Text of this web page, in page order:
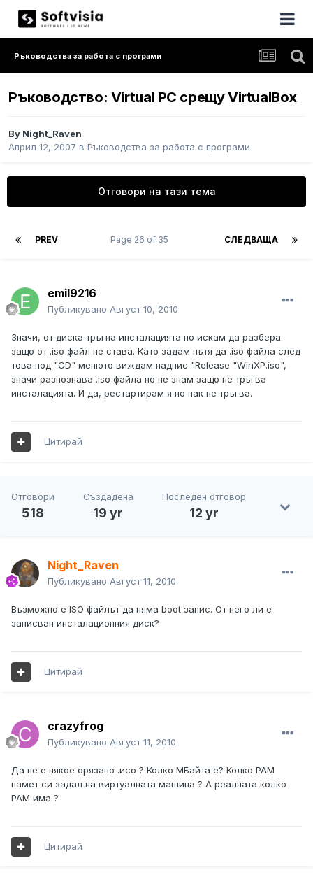
Ръководства за работа с програми
Ръководство: Virtual PC срещу VirtualBox
By Night_Raven
Април 12, 2007 в Ръководства за работа с програми
Отговори на тази тема
PREV СЛЕДВАЩА
Page 26 of 35
emil9216
Публикувано Август 10, 2010
Значи, от диска тръгна инсталацията но искам да разбера
защо от .iso файл не става. Като задам пътя да .iso файла след
това под "CD" менюто виждам надпис "Release "WinXP.iso",
значи разпознава .iso файла но не знам защо не тръгва
инсталацията. И да, рестартирам я но пак не тръгва.
Цитирай
Отговори
518
Създадена
19 yr
Последен отговор
12 yr
Night_Raven
Публикувано Август 11, 2010
Възможно е ISO файлът да няма boot запис. От него ли е
записван инсталационния диск?
Цитирай
crazyfrog
Публикувано Август 11, 2010
Да не е някое орязано .исо ? Колко МБайта е? Колко РАМ
памет си задал на виртуалната машина ? А реалната колко
РАМ има ?
Цитирай